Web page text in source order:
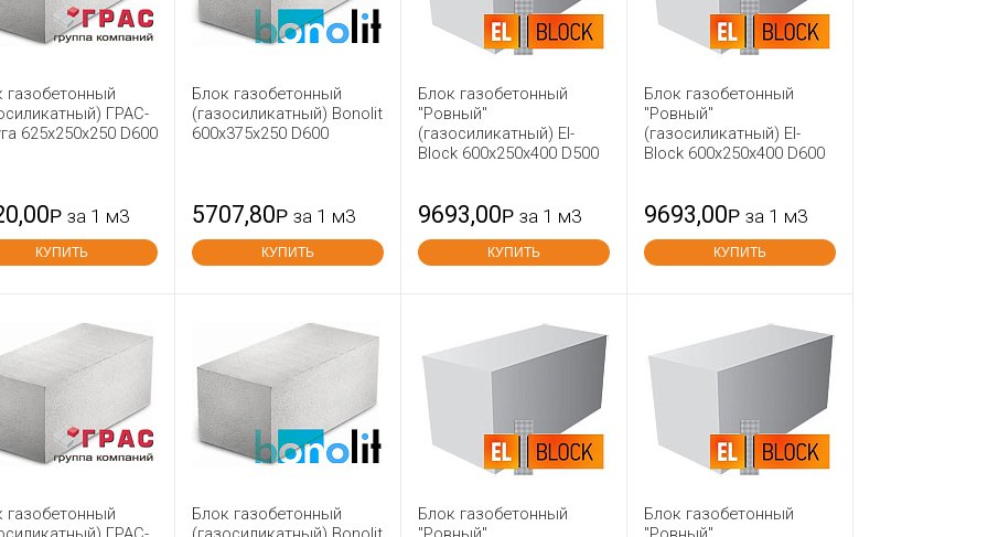
газобетонный
ГРАС-
625x250x250 D600
Р за 1 м3
КУПИТЬ
Блок газобетонный
(газосиликатный) Bonolit
600x375x250 D600
5707,80Р за 1 м3
КУПИТЬ
Блок газобетонный
"Ровный"
(газосиликатный) El-
Block 600х250х400 D500
9693,00Р за 1 м3
КУПИТЬ
Блок газобетонный
"Ровный"
(газосиликатный) El-
Block 600х250х400 D600
9693,00Р за 1 м3
КУПИТЬ
газобетонный
Блок газобетонный
Блок газобетонный
Блок газобетонный